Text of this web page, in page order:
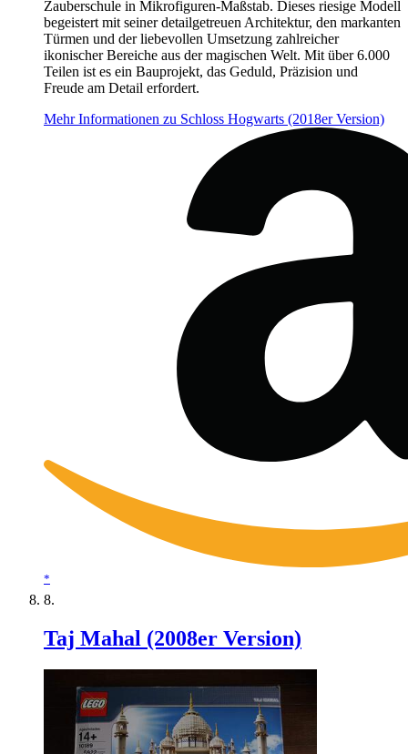
Zauberschule in Mikrofiguren-Maßstab. Dieses riesige Modell
begeistert mit seiner detailgetreuen Architektur, den markanten
Türmen und der liebevollen Umsetzung zahlreicher
ikonischer Bereiche aus der magischen Welt. Mit über 6.000
Teilen ist es ein Bauprojekt, das Geduld, Präzision und
Freude am Detail erfordert.
Mehr Informationen zu Schloss Hogwarts (2018er Version)
*
Taj Mahal (2008er Version)